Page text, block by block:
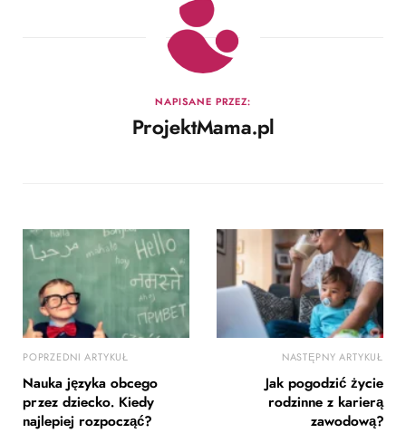
NAPISANE PRZEZ:
ProjektMama.pl
POPRZEDNI ARTYKUŁ
Nauka języka obcego
przez dziecko. Kiedy
najlepiej rozpocząć?
NASTĘPNY ARTYKUŁ
Jak pogodzić życie
rodzinne z karierą
zawodową?